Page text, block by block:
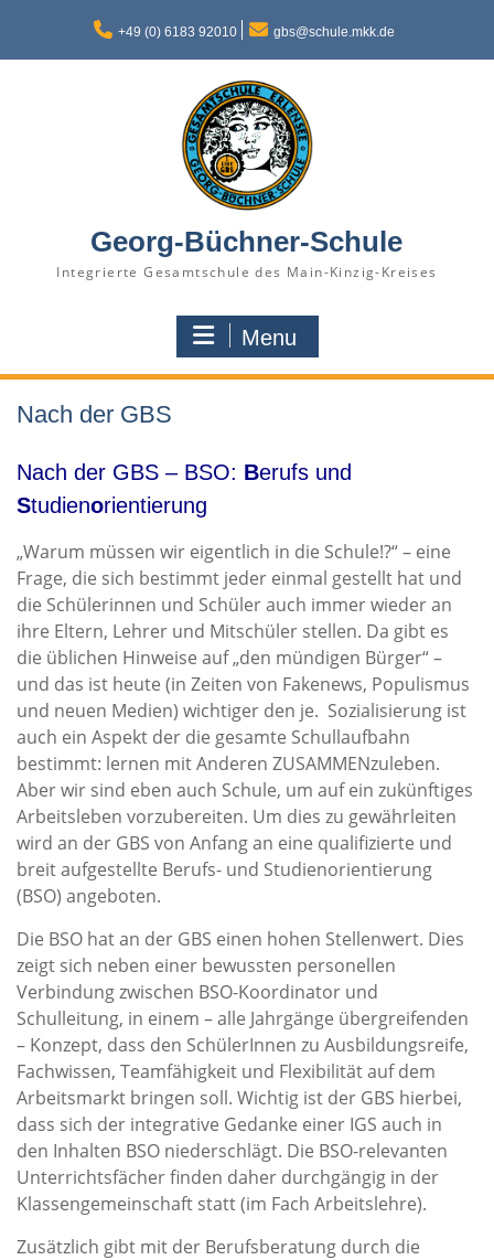
content
+49 (0) 6183 92010 gbs@schule.mkk.de
Georg-Büchner-Schule
Integrierte Gesamtschule des Main-Kinzig-Kreises
Menu
Nach der GBS
Nach der GBS – BSO: Berufs und
Studienorientierung
„Warum müssen wir eigentlich in die Schule!?“ – eine
Frage, die sich bestimmt jeder einmal gestellt hat und
die Schülerinnen und Schüler auch immer wieder an
ihre Eltern, Lehrer und Mitschüler stellen. Da gibt es
die üblichen Hinweise auf „den mündigen Bürger“ –
und das ist heute (in Zeiten von Fakenews, Populismus
und neuen Medien) wichtiger den je. Sozialisierung ist
auch ein Aspekt der die gesamte Schullaufbahn
bestimmt: lernen mit Anderen ZUSAMMENzuleben.
Aber wir sind eben auch Schule, um auf ein zukünftiges
Arbeitsleben vorzubereiten. Um dies zu gewährleiten
wird an der GBS von Anfang an eine qualifizierte und
breit aufgestellte Berufs- und Studienorientierung
(BSO) angeboten.
Die BSO hat an der GBS einen hohen Stellenwert. Dies
zeigt sich neben einer bewussten personellen
Verbindung zwischen BSO-Koordinator und
Schulleitung, in einem – alle Jahrgänge übergreifenden
– Konzept, dass den SchülerInnen zu Ausbildungsreife,
Fachwissen, Teamfähigkeit und Flexibilität auf dem
Arbeitsmarkt bringen soll. Wichtig ist der GBS hierbei,
dass sich der integrative Gedanke einer IGS auch in
den Inhalten BSO niederschlägt. Die BSO-relevanten
Unterrichtsfächer finden daher durchgängig in der
Klassengemeinschaft statt (im Fach Arbeitslehre).
Zusätzlich gibt mit der Berufsberatung durch die